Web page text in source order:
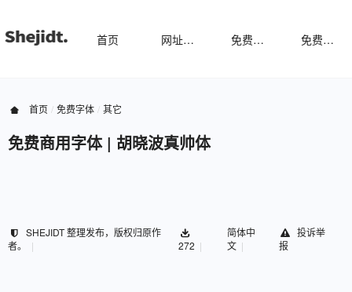
首页 网址导航 免费样机 免费字体
首页 免费字体 其它
免费商用字体 | 胡晓波真帅体
SHEJIDT 整理发布，版权归原作
者。
272
简体中
文
投诉举
报